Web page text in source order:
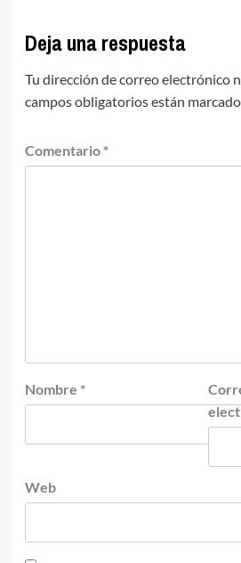
Deja una respuesta
Tu dirección de correo electrónico
campos obligatorios están
Comentario *
Nombre *
Web